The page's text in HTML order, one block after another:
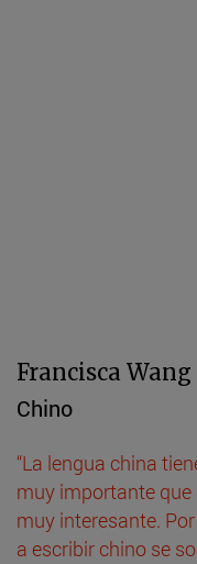
Francisca Wang
Chino
“La lengua china
muy importante
muy interesante.
a escribir chino se